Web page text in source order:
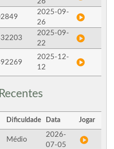
2025-09-
26
2025-09-
22
2025-12-
12
Dificuldade Data Jogar
Médio
2026-
07-05